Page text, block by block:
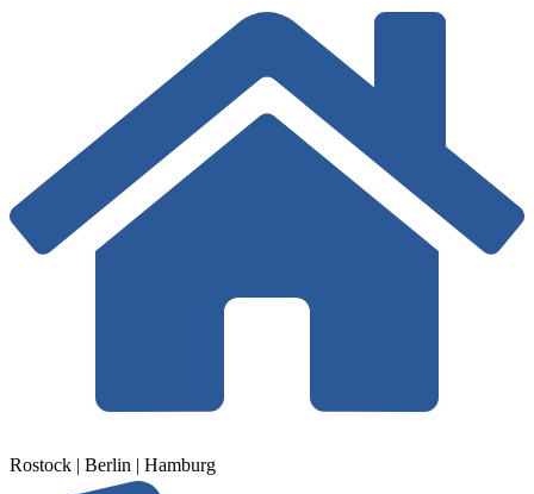
Rostock | Berlin | Hamburg